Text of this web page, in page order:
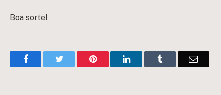
Boa sorte!
FacebookTwitter Pinterest LinkedInTumblr Email